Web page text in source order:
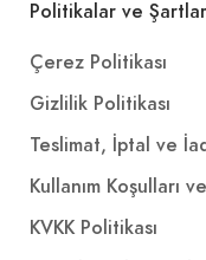
Politikalar ve Şartlar
Çerez Politikası
Gizlilik Politikası
Teslimat, İptal ve
Kullanım Koşulları
KVKK Politikası